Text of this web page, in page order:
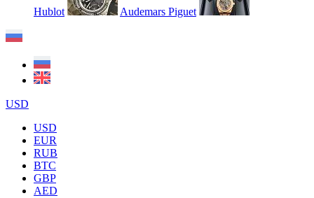
Hublot Audemars Piguet
USD
USD
EUR
RUB
BTC
GBP
AED